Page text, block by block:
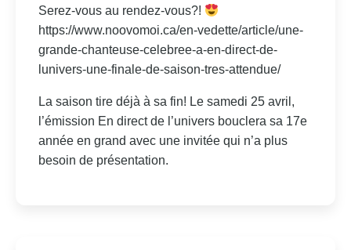
Serez-vous au rendez-vous?!
https://www.noovomoi.ca/en-vedette/article/une-
grande-chanteuse-celebree-a-en-direct-de-
lunivers-une-finale-de-saison-tres-attendue/
La saison tire déjà à sa fin! Le samedi 25 avril,
l’émission En direct de l’univers bouclera sa 17e
année en grand avec une invitée qui n’a plus
besoin de présentation.